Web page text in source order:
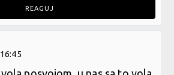
REAGUJ